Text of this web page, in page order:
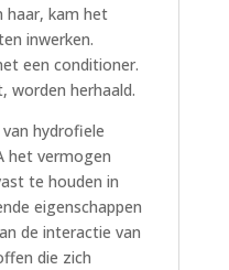
haar, kam het
inwerken.
een conditioner.
worden herhaald.
hydrofiele
het vermogen
te houden in
eigenschappen
de interactie van
die zich